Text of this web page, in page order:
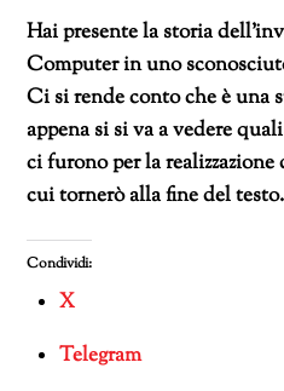
Hai presente la storia
Computer in uno
Ci si rende conto che è una
appena si si va a vedere
ci furono per la realizzazione
cui tornerò alla fine del
Condividi:
X
Telegram